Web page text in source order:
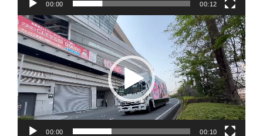
00:00 00:12
動
画
プ
レ
ー
ヤ
00:00 00:10